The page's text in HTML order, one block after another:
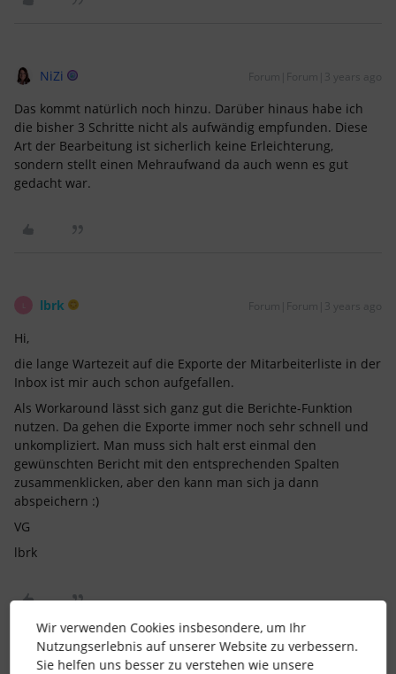
NiZi Forum|Forum|3 years ago
Das kommt natürlich noch hinzu. Darüber hinaus habe ich
die bisher 3 Schritte nicht als aufwändig empfunden. Diese
Art der Bearbeitung ist sicherlich keine Erleichterung,
sondern stellt einen Mehraufwand da auch wenn es gut
gedacht war.
lbrk Forum|Forum|3 years ago
Hi,
die lange Wartezeit auf die Exporte der Mitarbeiterliste in der
Inbox ist mir auch schon aufgefallen.
Als Workaround lässt sich ganz gut die Berichte-Funktion
nutzen. Da gehen die Exporte immer noch sehr schnell und
unkompliziert. Man muss sich halt erst einmal den
gewünschten Bericht mit den entsprechenden Spalten
zusammenklicken, aber den kann man sich ja dann
abspeichern :)
VG
lbrk
Wir verwenden Cookies insbesondere, um Ihr
Nutzungserlebnis auf unserer Website zu verbessern.
Sie helfen uns besser zu verstehen wie unsere